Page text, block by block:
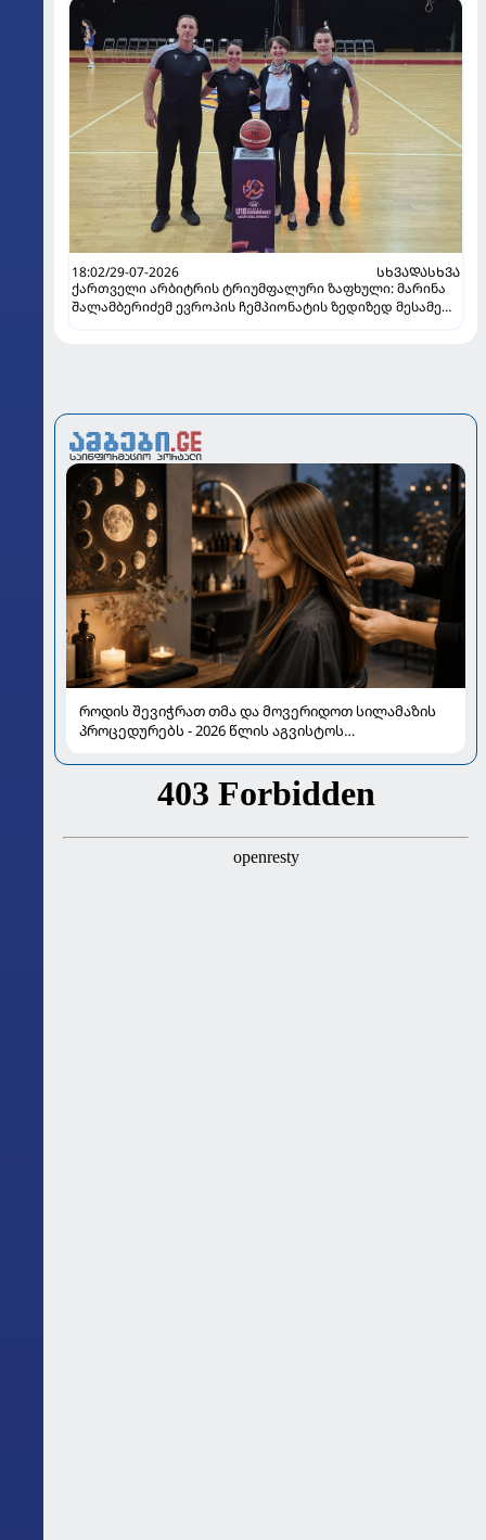
18:02/29-07-2026
ᲡᲮᲕᲐᲓᲐᲡᲮᲕᲐ
ქართველი არბიტრის ტრიუმფალური ზაფხული: მარინა
შალამბერიძემ ევროპის ჩემპიონატის ზედიზედ მესამე
როდის შევიჭრათ თმა და მოვერიდოთ სილამაზის
პროცედურებს - 2026 წლის აგვისტოს